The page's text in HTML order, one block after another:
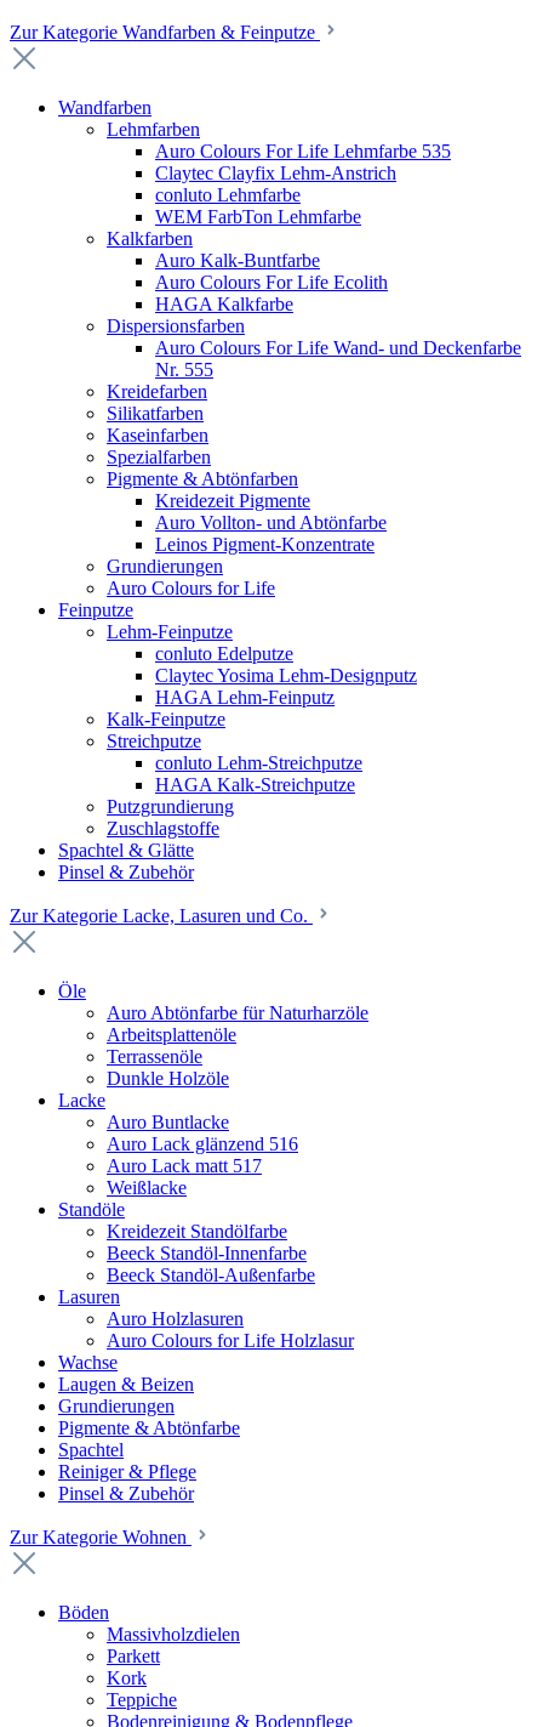
Zur Kategorie Wandfarben & Feinputze
Wandfarben
Lehmfarben
Auro Colours For Life Lehmfarbe 535
Claytec Clayfix Lehm-Anstrich
conluto Lehmfarbe
WEM FarbTon Lehmfarbe
Kalkfarben
Auro Kalk-Buntfarbe
Auro Colours For Life Ecolith
HAGA Kalkfarbe
Dispersionsfarben
Auro Colours For Life Wand- und Deckenfarbe
Nr. 555
Kreidefarben
Silikatfarben
Kaseinfarben
Spezialfarben
Pigmente & Abtönfarben
Kreidezeit Pigmente
Auro Vollton- und Abtönfarbe
Leinos Pigment-Konzentrate
Grundierungen
Auro Colours for Life
Feinputze
Lehm-Feinputze
conluto Edelputze
Claytec Yosima Lehm-Designputz
HAGA Lehm-Feinputz
Kalk-Feinputze
Streichputze
conluto Lehm-Streichputze
HAGA Kalk-Streichputze
Putzgrundierung
Zuschlagstoffe
Spachtel & Glätte
Pinsel & Zubehör
Zur Kategorie Lacke, Lasuren und Co.
Öle
Auro Abtönfarbe für Naturharzöle
Arbeitsplattenöle
Terrassenöle
Dunkle Holzöle
Lacke
Auro Buntlacke
Auro Lack glänzend 516
Auro Lack matt 517
Weißlacke
Standöle
Kreidezeit Standölfarbe
Beeck Standöl-Innenfarbe
Beeck Standöl-Außenfarbe
Lasuren
Auro Holzlasuren
Auro Colours for Life Holzlasur
Wachse
Laugen & Beizen
Grundierungen
Pigmente & Abtönfarbe
Spachtel
Reiniger & Pflege
Pinsel & Zubehör
Zur Kategorie Wohnen
Böden
Massivholzdielen
Parkett
Kork
Teppiche
Bodenreinigung & Bodenpflege